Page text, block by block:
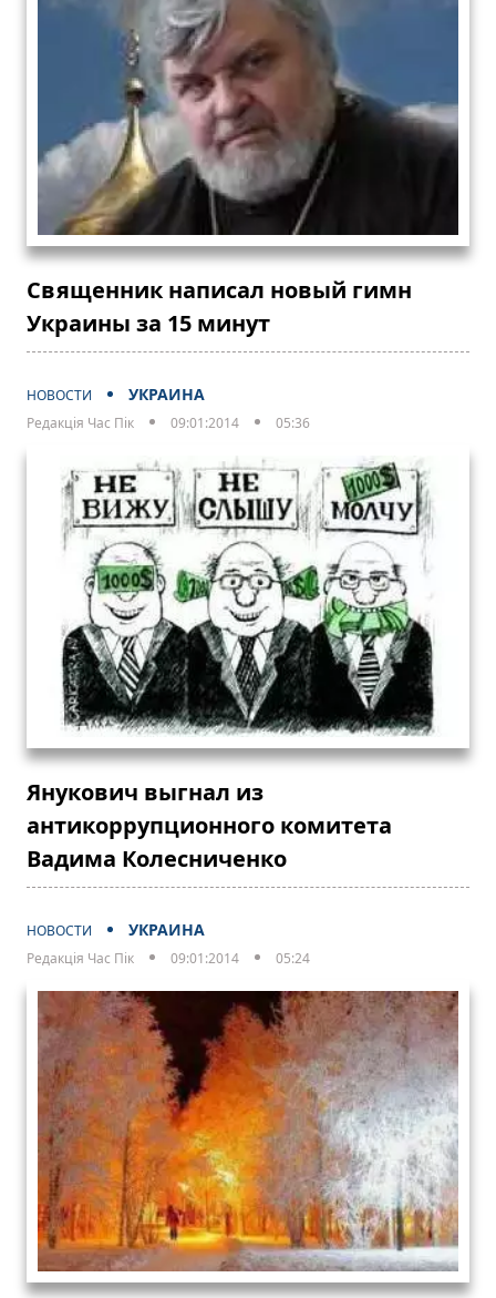
Священник написал новый гимн
Украины за 15 минут
НОВОСТИ УКРАИНА
Редакція Час Пік 09:01:2014 05:36
Янукович выгнал из
антикоррупционного комитета
Вадима Колесниченко
НОВОСТИ УКРАИНА
Редакція Час Пік 09:01:2014 05:24